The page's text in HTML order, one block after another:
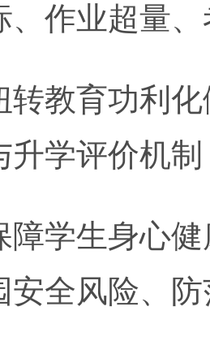
、作业超量
育功利化
学评价机制
生身心健
安全风险、